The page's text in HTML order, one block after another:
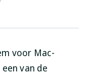
voor Mac-
van de